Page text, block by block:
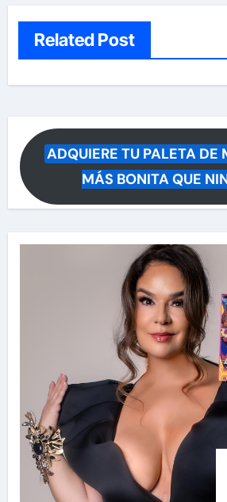
Related Post
ADQUIERE TU PALETA DE
MÁS BONITA QUE